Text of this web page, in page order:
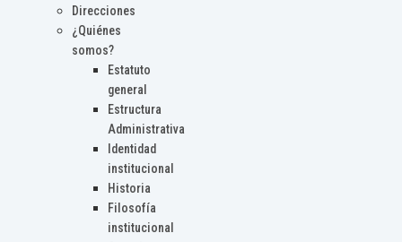
Direcciones
¿Quiénes
somos?
Estatuto
general
Estructura
Administrativa
Identidad
institucional
Historia
Filosofía
institucional